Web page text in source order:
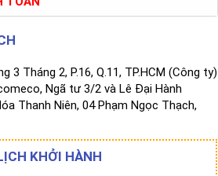
3 Tháng 2, P.16, Q.11, TP.HCM (Công ty)
Ngã tư 3/2 và Lê Đại Hành
Thanh Niên, 04 Phạm Ngọc Thạch,
KHỞI HÀNH